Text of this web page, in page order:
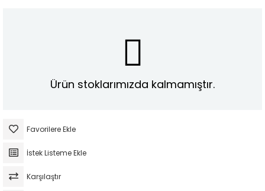
Ürün stoklarımızda kalmamıştır.
Favorilere Ekle
İstek Listeme Ekle
Karşılaştır